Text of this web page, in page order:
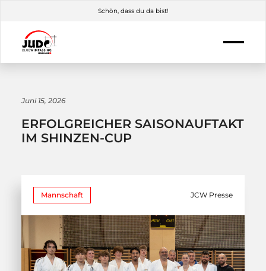
Schön, dass du da bist!
Juni 15, 2026
ERFOLGREICHER SAISONAUFTAKT
IM SHINZEN-CUP
Mannschaft JCW Presse